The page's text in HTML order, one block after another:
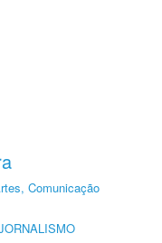
Comunicação